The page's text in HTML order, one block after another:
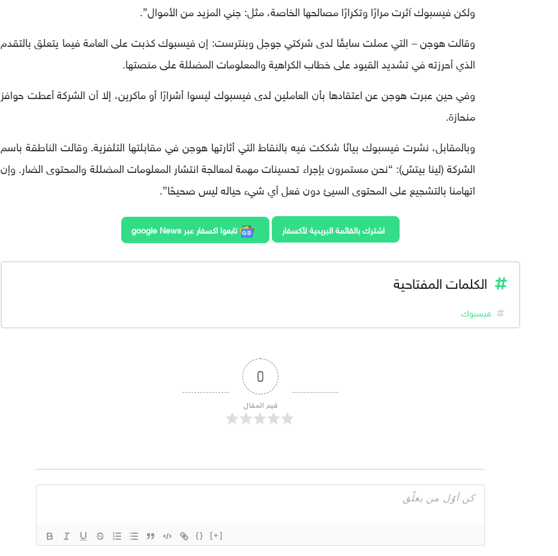
ولكن فيسبوك آثرت مرارًا وتكرارًا مصالحها الخاصة، مثل: جني المزيد من الأموال”.
وقالت هوجن – التي عملت سابقًا لدى شركتي جوجل وبنترست: إن فيسبوك كذبت على العامة فيما يتعلق بالتقدم
الذي أحرزته في تشديد القيود على خطاب الكراهية والمعلومات المضللة على منصتها.
وفي حين عبرت هوجن عن اعتقادها بأن العاملين لدى فيسبوك ليسوا أشرارًا أو ماكرين، إلا أن الشركة أعطت حوافز
منحازة.
وبالمقابل، نشرت فيسبوك بيانًا شككت فيه بالنقاط التي أثارتها هوجن في مقابلتها التلفزية. وقالت الناطقة باسم
الشركة (لينا بيتش): “نحن مستمرون بإجراء تحسينات مهمة لمعالجة انتشار المعلومات المضللة والمحتوى الضار. وإن
اتهامنا بالتشجيع على المحتوى السيئ دون فعل أي شيء حياله ليس صحيحًا”.
اشترك بالقائمة البريدية لأكسفار تابعوا اكسفار عبر google News
الكلمات المفتاحية
فيسبوك
0
قيم المقال
{} [+]